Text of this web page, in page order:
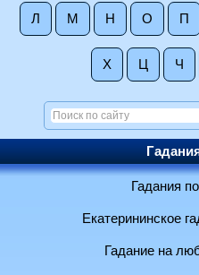
Л М Н О П
Х Ц Ч
Гадания
Екатерининское
Гадание на